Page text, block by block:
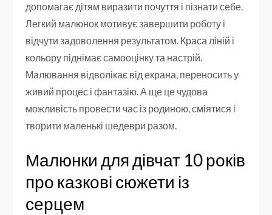
допомагає дітям виразити почуття і пізнати себе.
Легкий малюнок мотивує завершити роботу і
відчути задоволення результатом. Краса ліній і
кольору піднімає самооцінку та настрій.
Малювання відволікає від екрана, переносить у
живий процес і фантазію. А ще це чудова
можливість провести час із родиною, сміятися і
творити маленькі шедеври разом.
Малюнки для дівчат 10 років
про казкові сюжети із
серцем